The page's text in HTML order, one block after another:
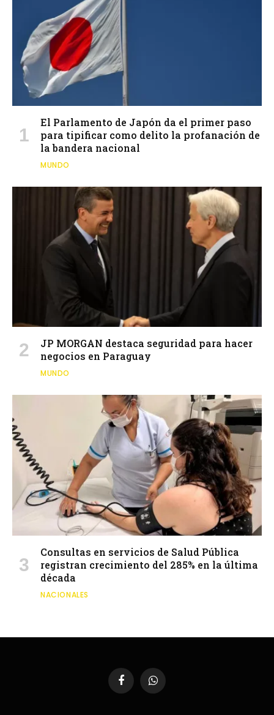
El Parlamento de Japón da el primer paso
para tipificar como delito la profanación de
la bandera nacional
MUNDO
JP MORGAN destaca seguridad para hacer
negocios en Paraguay
MUNDO
Consultas en servicios de Salud Pública
registran crecimiento del 285% en la última
década
NACIONALES
FacebookWhatsApp